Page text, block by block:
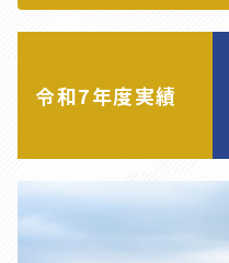
令和7年度実績